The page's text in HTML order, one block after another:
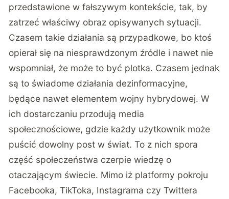
przedstawione w fałszywym kontekście, tak, by
zatrzeć właściwy obraz opisywanych sytuacji.
Czasem takie działania są przypadkowe, bo ktoś
opierał się na niesprawdzonym źródle i nawet nie
wspomniał, że może to być plotka. Czasem jednak
są to świadome działania dezinformacyjne,
będące nawet elementem wojny hybrydowej. W
ich dostarczaniu przodują media
społecznościowe, gdzie każdy użytkownik może
puścić dowolny post w świat. To z nich spora
część społeczeństwa czerpie wiedzę o
otaczającym świecie. Mimo iż platformy pokroju
Facebooka, TikToka, Instagrama czy Twittera